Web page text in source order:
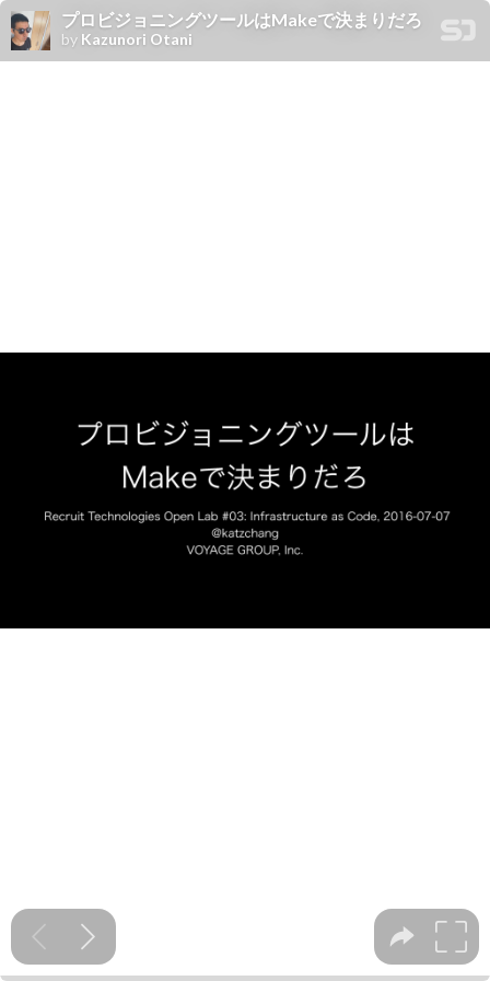
プロビジョニングツールはMakeで決まりだろ
by Kazunori Otani